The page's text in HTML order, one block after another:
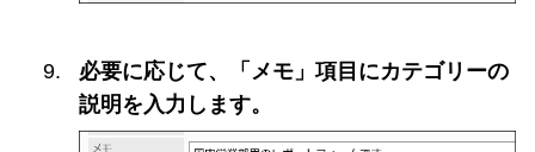
必要に応じて、「メモ」項目にカテゴリーの
説明を入力します。